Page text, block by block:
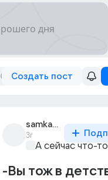
Создать пост
samkakdumaeh
3г
А сейчас что-
-Вы тож в